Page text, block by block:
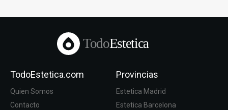
TodoEstetica
TodoEstetica.com
Quien Somos
Contacto
Provincias
Estetica Madrid
Estetica Barcelona